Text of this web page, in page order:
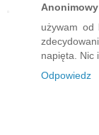
Anonimowy
używam od
napięta. Nic
Odpowiedz